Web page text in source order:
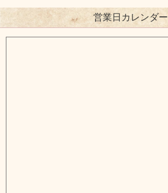
営業日カレンダー